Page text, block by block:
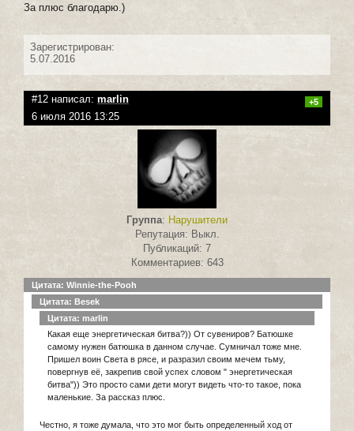
За плюс благодарю.)
Зарегистрирован:
5.07.2016
#12 написал: marlin +5
6 июля 2016 13:25
Группа: Нарушители
Репутация: Выкл.
Публикаций: 7
Комментариев: 643
Цитата: Winnie-the-Pooh
Цитата: Besek
Цитата: marlin
Какая еще энергетическая битва?)) От сувениров? Батюшке
самому нужен батюшка в данном случае. Сумничал тоже мне.
Пришел воин Света в рясе, и разразил своим мечем тьму,
повергнув её, закрепив свой успех словом " энергетическая
битва")) Это просто сами дети могут видеть что-то такое, пока
маленькие. За рассказ плюс.
Честно, я тоже думала, что это мог быть определенный ход от